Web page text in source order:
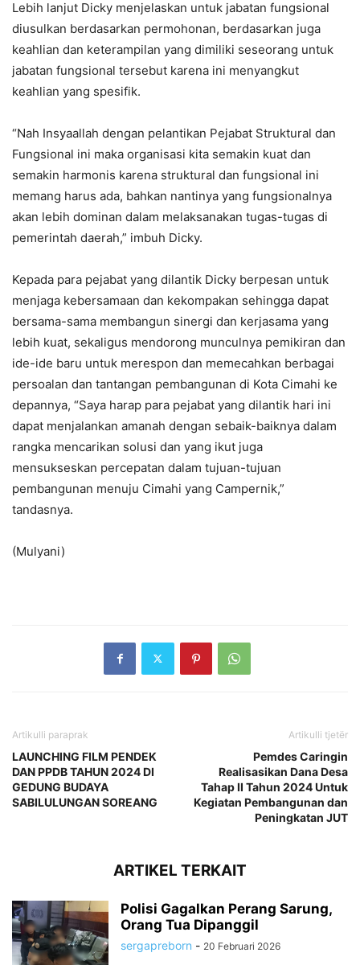
Lebih lanjut Dicky menjelaskan untuk jabatan fungsional
diusulkan berdasarkan permohonan, berdasarkan juga
keahlian dan keterampilan yang dimiliki seseorang untuk
jabatan fungsional tersebut karena ini menyangkut
keahlian yang spesifik.
“Nah Insyaallah dengan pelantikan Pejabat Struktural dan
Fungsional ini maka organisasi kita semakin kuat dan
semakin harmonis karena struktural dan fungsional ini
memang harus ada, bahkan nantinya yang fungsionalnya
akan lebih dominan dalam melaksanakan tugas-tugas di
pemerintah daerah,” imbuh Dicky.
Kepada para pejabat yang dilantik Dicky berpesan untuk
menjaga kebersamaan dan kekompakan sehingga dapat
bersama-sama membangun sinergi dan kerjasama yang
lebih kuat, sekaligus mendorong munculnya pemikiran dan
ide-ide baru untuk merespon dan memecahkan berbagai
persoalan dan tantangan pembangunan di Kota Cimahi ke
depannya, “Saya harap para pejabat yang dilantik hari ini
dapat menjalankan amanah dengan sebaik-baiknya dalam
rangka mencarikan solusi dan yang ikut juga
mensukseskan percepatan dalam tujuan-tujuan
pembangunan menuju Cimahi yang Campernik,”
tandasnya.
(Mulyani)
Artikulli paraprak
LAUNCHING FILM PENDEK
DAN PPDB TAHUN 2024 DI
GEDUNG BUDAYA
SABILULUNGAN SOREANG
Artikulli tjetër
Pemdes Caringin
Realisasikan Dana Desa
Tahap II Tahun 2024 Untuk
Kegiatan Pembangunan dan
Peningkatan JUT
ARTIKEL TERKAIT
Polisi Gagalkan Perang Sarung,
Orang Tua Dipanggil
sergapreborn - 20 Februari 2026